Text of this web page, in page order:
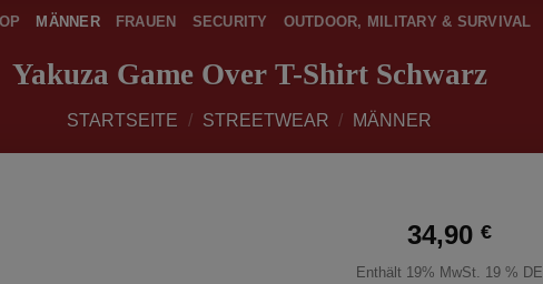
MÄNNER FRAUEN SECURITY OUTDOOR, MILITARY & SURVIVAL
Yakuza Game Over T-Shirt Schwarz
STARTSEITE / STREETWEAR / MÄNNER
34,90 €
Enthält 19% MwSt. 19 % DE